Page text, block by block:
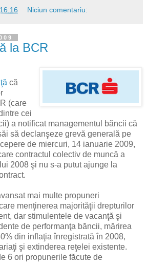
16:16 Niciun comentariu:
la BCR
că
(care
cei
a notificat managementul băncii că
să declanşeze grevă generală pe
de miercuri, 14 ianuarie 2009,
contractul colectiv de muncă a
2008 şi nu s-a putut ajunge la
mai multe propuneri
menţinerea majorităţii drepturilor
dar stimulentele de vacanţă şi
de performanţa băncii, mărirea
din inflaţia înregistrată în 2008,
şi extinderea reţelei existente.
6 ori propunerile făcute de